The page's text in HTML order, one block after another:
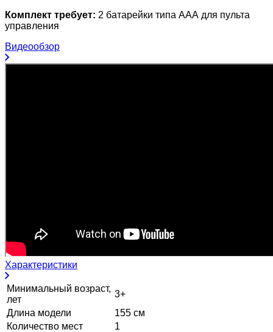
Комплект требует: 2 батарейки типа ААА для пульта
управления
Видеообзор
Характеристики
Минимальный возраст,
лет
3+
Длина модели
155 см
Количество мест
1